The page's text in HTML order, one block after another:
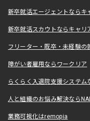
新卒就活エージェントならキ
新卒就活スカウトならキャリ
フリーター・既卒・未経験の
障がい者雇用ならワークリア
らくらく入退院支援システム
人と組織のお悩み解決なら
業務可視化はremopia